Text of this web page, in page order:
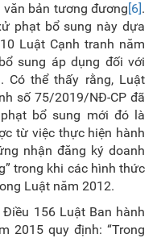
bản tương đương[6].
phạt bổ sung này dựa
Luật Cạnh tranh năm
sung áp dụng đối với
Có thể thấy rằng, Luật
số 75/2019/NĐ-CP đã
bổ sung mới đó là
từ việc thực hiện hành
nhận đăng ký doanh
trong khi các hình thức
Luật năm 2012.
156 Luật Ban hành
2015 quy định: “Trong